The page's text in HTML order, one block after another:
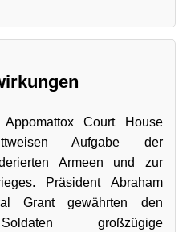
Court House
Aufgabe der
Armeen und zur
Präsident Abraham
Grant gewährten den
großzügige